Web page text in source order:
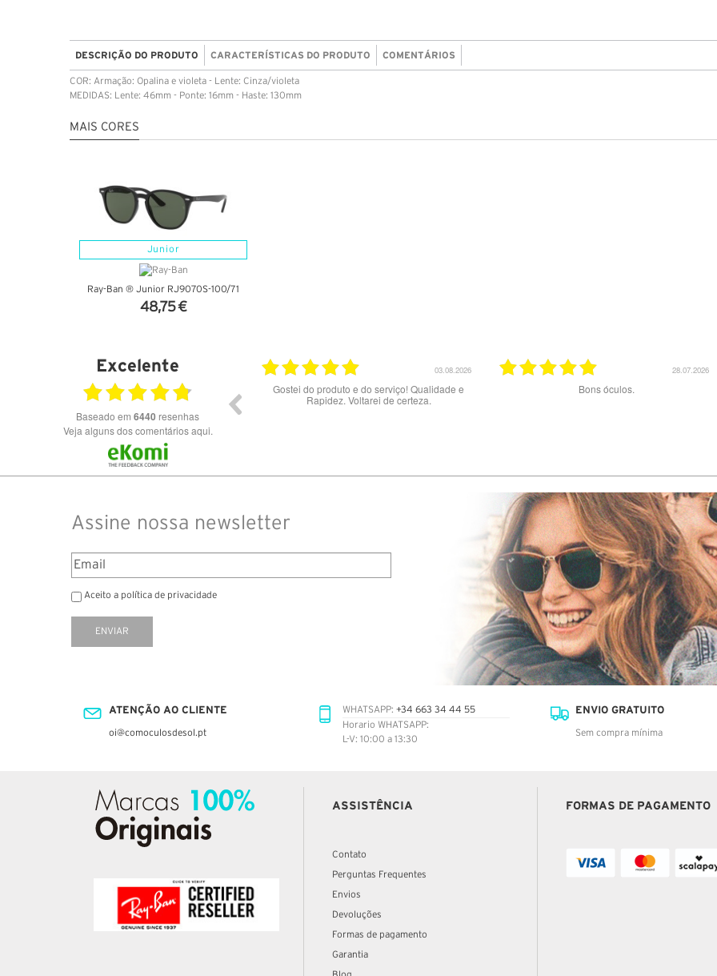
DESCRIÇÃO DO PRODUTO CARACTERÍSTICAS DO PRODUTO COMENTÁRIOS
COR: Armação: Opalina e violeta - Lente: Cinza/violeta
MEDIDAS: Lente: 46mm - Ponte: 16mm - Haste: 130mm
MAIS CORES
Junior
Ray-Ban ® Junior RJ9070S-100/71
48,75 €
Excelente
Baseado em 6440 resenhas
Veja alguns dos comentários aqui.
Óculos de excelente qualidade aos melhores
preços
20.07.2026
Excelente serviço.
02.07.2026
Muito bom serviço e produtos. Site claro e ótimos
Assine nossa newsletter
Aceito a política de privacidade
ENVIAR
ATENÇÃO AO CLIENTE
oi@comoculosdesol.pt
WHATSAPP: +34 663 34 44 55
Horario WHATSAPP:
L-V: 10:00 a 13:30
ENVIO GRATUITO
Sem compra mínima
ASSISTÊNCIA
Contato
Perguntas Frequentes
Envios
Devoluções
Formas de pagamento
Garantia
FORMAS DE PAGAMENTO